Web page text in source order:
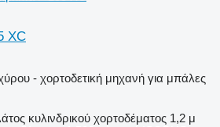
XC
- χορτοδετική μηχανή για μπάλες
κυλινδρικού χορτοδέματος 1,2 μ